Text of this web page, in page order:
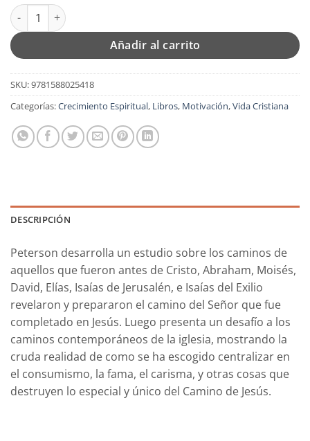
El Camino de Jesús - Tapa Blanda - Eugene Peterson cantidad
Añadir al carrito
SKU:9781588025418
Categorías:Crecimiento Espiritual, Libros, Motivación,Vida Cristiana
DESCRIPCIÓN
Peterson desarrolla un estudio sobre los caminos de
aquellos que fueron antes de Cristo, Abraham, Moisés,
David, Elías, Isaías de Jerusalén, e Isaías del Exilio
revelaron y prepararon el camino del Señor que fue
completado en Jesús. Luego presenta un desafío a los
caminos contemporáneos de la iglesia, mostrando la
cruda realidad de como se ha escogido centralizar en
el consumismo, la fama, el carisma, y otras cosas que
destruyen lo especial y único del Camino de Jesús.